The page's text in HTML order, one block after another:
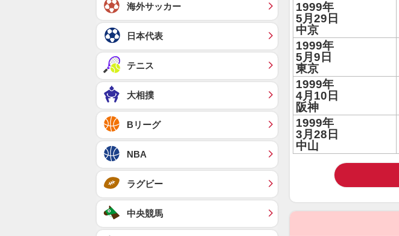
1999年
5月29日
中京
1999年
5月9日
東京
1999年
4月10日
阪神
1999年
3月28日
中山
海外サッカー
日本代表
テニス
大相撲
Bリーグ
NBA
ラグビー
中央競馬